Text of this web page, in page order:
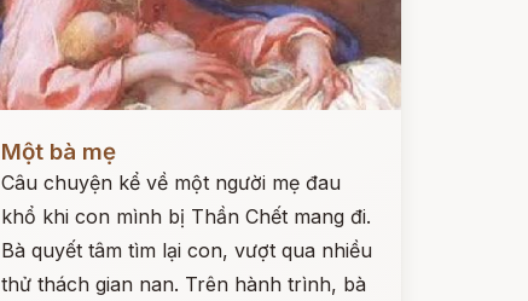
Một bà mẹ
Câu chuyện kể về một người mẹ đau
khổ khi con mình bị Thần Chết mang đi.
Bà quyết tâm tìm lại con, vượt qua nhiều
thử thách gian nan. Trên hành trình, bà